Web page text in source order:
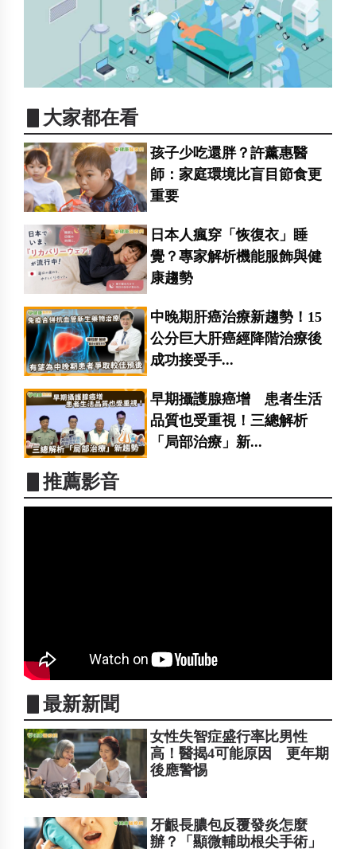
▋大家都在看
孩子少吃還胖？許薰惠醫
師：家庭環境比盲目節食更
重要
日本人瘋穿「恢復衣」睡
覺？專家解析機能服飾與健
康趨勢
中晚期肝癌治療新趨勢！15
公分巨大肝癌經降階治療後
成功接受手...
早期攝護腺癌增 患者生活
品質也受重視！三總解析
「局部治療」新...
▋推薦影音
▋最新新聞
女性失智症盛行率比男性
高！醫揭4可能原因 更年期
後應警惕
牙齦長膿包反覆發炎怎麼
辦？「顯微輔助根尖手術」